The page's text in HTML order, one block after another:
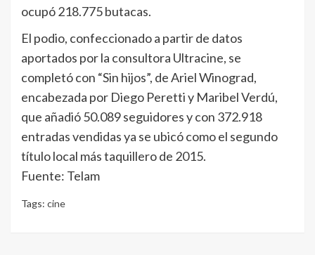
ocupó 218.775 butacas.
El podio, confeccionado a partir de datos
aportados por la consultora Ultracine, se
completó con “Sin hijos”, de Ariel Winograd,
encabezada por Diego Peretti y Maribel Verdú,
que añadió 50.089 seguidores y con 372.918
entradas vendidas ya se ubicó como el segundo
título local más taquillero de 2015.
Fuente: Telam
Tags: cine